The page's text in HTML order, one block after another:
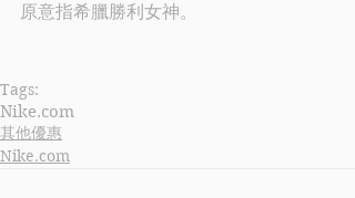
原意指希臘勝利女神。
Tags:
Nike.com
其他優惠
Nike.com